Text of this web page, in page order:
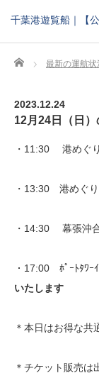
千葉港遊覧船｜【
Home 最新の運航状
2023.12.24
12月24日（日
・11:30 港めぐ
・13:30 港めぐ
・14:30 幕張沖
・17:00 ﾎﾟｰﾄﾀﾜｰ
いたします
＊本日はお得な共
＊チケット販売は